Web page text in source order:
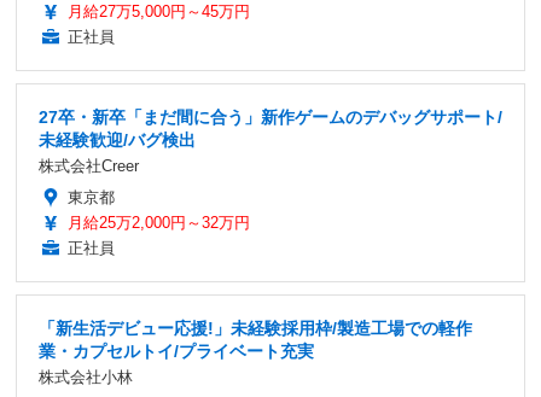
月給27万5,000円～45万円
正社員
27卒・新卒「まだ間に合う」新作ゲームのデバッグサポート/
未経験歓迎/バグ検出
株式会社Creer
東京都
月給25万2,000円～32万円
正社員
「新生活デビュー応援!」未経験採用枠/製造工場での軽作
業・カプセルトイ/プライベート充実
株式会社小林